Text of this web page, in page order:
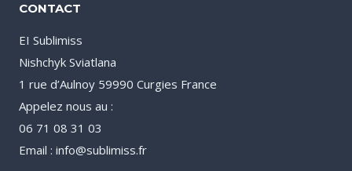
CONTACT
EI Sublimiss
Nishchyk Sviatlana
1 rue d’Aulnoy 59990 Curgies France
Appelez nous au :
06 71 08 31 03
Email : info@sublimiss.fr